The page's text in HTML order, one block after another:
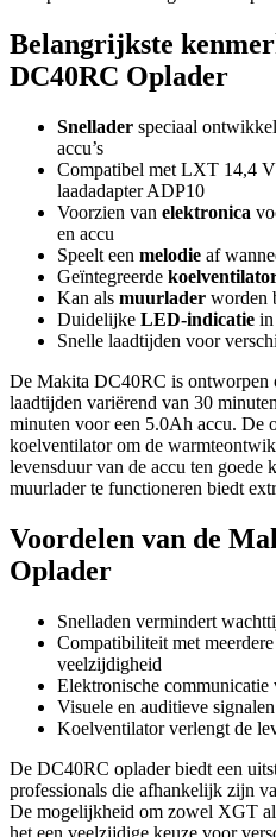
Belangrijkste
DC40RC Oplader
Snellader speciaal
accu’s
Compatibel met LXT 14,4 V
laadadapter ADP10
Voorzien van elektronica
en accu
Speelt een melodie af
Geïntegreerde
Kan als muurlader worden
Duidelijke LED-indicatie in
Snelle laadtijden voor
De Makita DC40RC is ontworpen
laadtijden variërend van 30
minuten voor een 5.0Ah accu. De
koelventilator om de
levensduur van de accu ten
muurlader te functioneren biedt
Voordelen van de
Oplader
Snelladen vermindert
Compatibiliteit met
veelzijdigheid
Elektronische communicatie
Visuele en auditieve
Koelventilator verlengt de
De DC40RC oplader biedt een
professionals die afhankelijk zijn
De mogelijkheid om zowel XGT
het een veelzijdige keuze voor